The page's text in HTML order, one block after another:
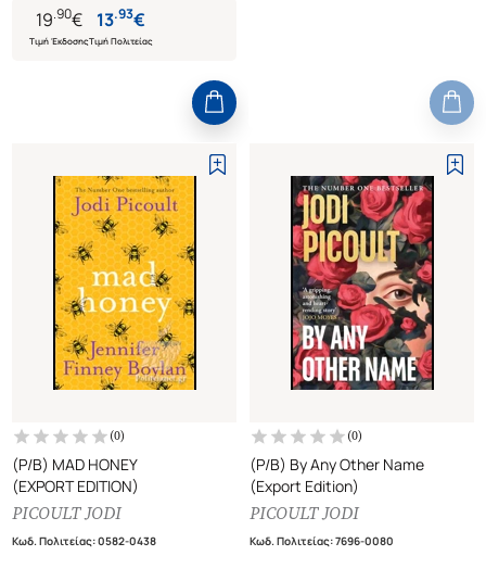
19.90€
Τιμή Έκδοσης
13.93€
Τιμή Πολιτείας
(0)
(P/B) MAD HONEY
(EXPORT EDITION)
PICOULT JODI
Κωδ. Πολιτείας:0582-0438
(0)
(P/B) By Any Other Name
(Export Edition)
PICOULT JODI
Κωδ. Πολιτείας:7696-0080